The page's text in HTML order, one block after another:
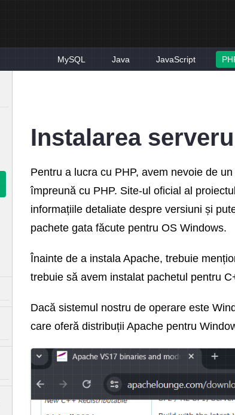
MySQL Java JavaScript
Instalarea
Pentru a lucra cu PHP, avem nevoie de
împreună cu PHP. Site-ul oficial al
informațiile detaliate despre versiuni și
pachete gata făcute pentru OS Windows.
Înainte de a instala Apache, trebuie
trebuie să avem instalat pachetul pentru
Dacă sistemul nostru de operare este
care oferă distribuții Apache pentru